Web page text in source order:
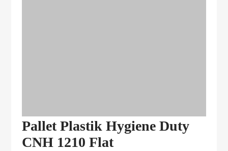
Pallet Plastik Hygiene Duty
CNH 1210 Flat